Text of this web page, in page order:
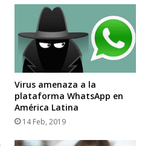
Virus amenaza a la
plataforma WhatsApp en
América Latina
14 Feb, 2019